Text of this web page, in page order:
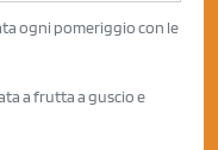
ogni pomeriggio con le
a frutta a guscio e